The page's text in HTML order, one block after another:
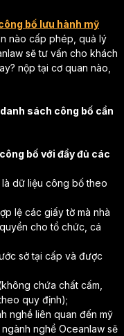
bố lưu hành mỹ
nào cấp phép, quả lý
sẽ tư vấn cho khách
nộp tại cơ quan nào,
sách công bố cần
bố với đầy đủ các
dữ liệu công bố theo
lệ các giấy tờ mà nhà
cho tổ chức, cá
sở tại cấp và được
chứa chất cấm,
quy định);
nghề liên quan đến mỹ
nghề Oceanlaw sẽ